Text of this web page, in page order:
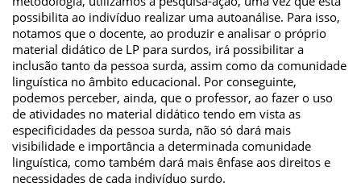
possibilita ao indivíduo realizar uma autoanálise. Para isso,
notamos que o docente, ao produzir e analisar o próprio
material didático de LP para surdos, irá possibilitar a
inclusão tanto da pessoa surda, assim como da comunidade
linguística no âmbito educacional. Por conseguinte,
podemos perceber, ainda, que o professor, ao fazer o uso
de atividades no material didático tendo em vista as
especificidades da pessoa surda, não só dará mais
visibilidade e importância a determinada comunidade
linguística, como também dará mais ênfase aos direitos e
necessidades de cada indivíduo surdo.